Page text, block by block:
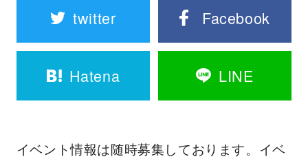
twitter Facebook
Hatena LINE
イベント情報は随時募集しております。イベ